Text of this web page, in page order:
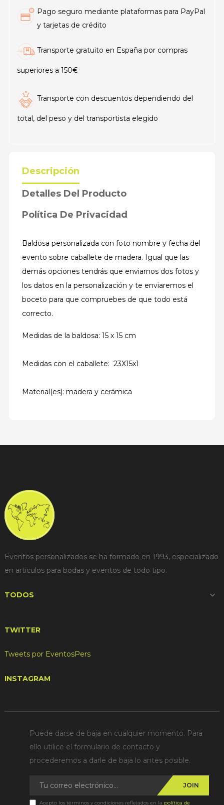
Pago seguro mediante plataformas para PayPal
y tarjetas de crédito
Transporte gratuito en España por compras
superiores a 150€
Transporte con descuentos dependiendo del
total, del peso y del transportista elegido
Descripción
Detalles Del Producto
Política De Privacidad
Baldosa personalizada con foto nombre y fecha del
evento sobre caballete de madera. Igual que las
demás opciones tendrás que enviarnos dos fotos y
los datos en la personalización y te enviaremos el
boceto para que compruebes de que todo está
correcto.
Medidas de la baldosa: 15 x 15 cm
Medidas con el caballete: 23X15x1
Material(es): madera y cerámica
Eventos personalizados se ha formado en 1993, especializado
en articulos para bodas y eventos de todo tipo.
TODOS 
TWITTER
Tweets por EventosPers
INSTAGRAM
Puede darse de baja en cualquier momento. Para
ello utilice el formulario de contacto y
procederemos a darle de baja lo antes posible.
JOIN
Acepto los términos y condiciones reflejados en la política de